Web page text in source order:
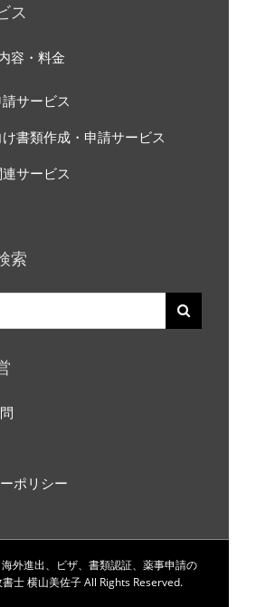
ス
容・料金
請サービス
書類作成・申請サービス
サービス
索
ポリシー
外進出、ビザ、書類認証、薬事申請の
士 横山美佐子 All Rights Reserved.